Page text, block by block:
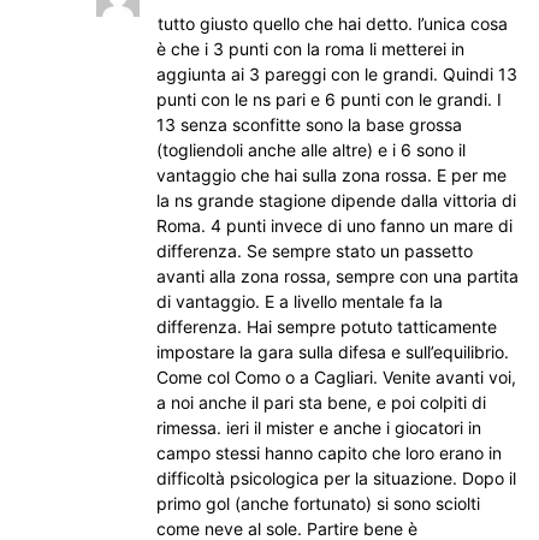
tutto giusto quello che hai detto. l’unica cosa
è che i 3 punti con la roma li metterei in
aggiunta ai 3 pareggi con le grandi. Quindi 13
punti con le ns pari e 6 punti con le grandi. I
13 senza sconfitte sono la base grossa
(togliendoli anche alle altre) e i 6 sono il
vantaggio che hai sulla zona rossa. E per me
la ns grande stagione dipende dalla vittoria di
Roma. 4 punti invece di uno fanno un mare di
differenza. Se sempre stato un passetto
avanti alla zona rossa, sempre con una partita
di vantaggio. E a livello mentale fa la
differenza. Hai sempre potuto tatticamente
impostare la gara sulla difesa e sull’equilibrio.
Come col Como o a Cagliari. Venite avanti voi,
a noi anche il pari sta bene, e poi colpiti di
rimessa. ieri il mister e anche i giocatori in
campo stessi hanno capito che loro erano in
difficoltà psicologica per la situazione. Dopo il
primo gol (anche fortunato) si sono sciolti
come neve al sole. Partire bene è